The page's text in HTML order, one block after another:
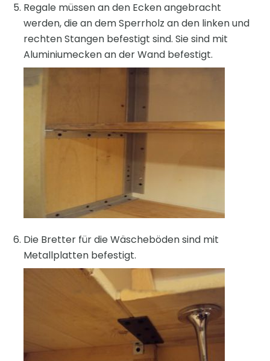
Regale müssen an den Ecken angebracht
werden, die an dem Sperrholz an den linken und
rechten Stangen befestigt sind. Sie sind mit
Aluminiumecken an der Wand befestigt.
Die Bretter für die Wäscheböden sind mit
Metallplatten befestigt.